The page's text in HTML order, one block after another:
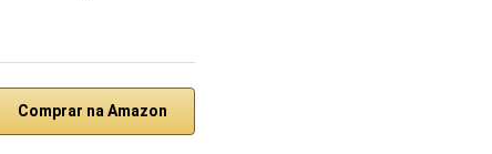
Comprar na Amazon